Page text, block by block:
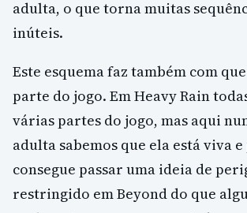
adulta, o que torna muitas
inúteis.
Este esquema faz também com
parte do jogo. Em Heavy Rain
várias partes do jogo, mas aqui
adulta sabemos que ela está viva
consegue passar uma ideia de
restringido em Beyond do que